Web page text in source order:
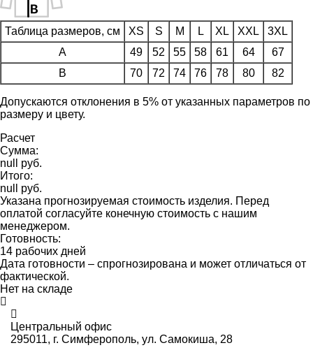
Таблица размеров, см XS S M L XL XXL
3XL
A
49 52 55 58 61 64
67
B
70 72 74 76 78 80 82
Допускаются отклонения в 5% от указанных параметров по
размеру и цвету.
Расчет
Сумма:
null руб.
Итого:
null руб.
Указана прогнозируемая стоимость изделия. Перед
оплатой согласуйте конечную стоимость с нашим
менеджером.
Готовность:
14 рабочих дней
Дата готовности – спрогнозирована и может отличаться от
фактической.
Нет на складе
Центральный офис
295011, г. Симферополь, ул. Самокиша, 28